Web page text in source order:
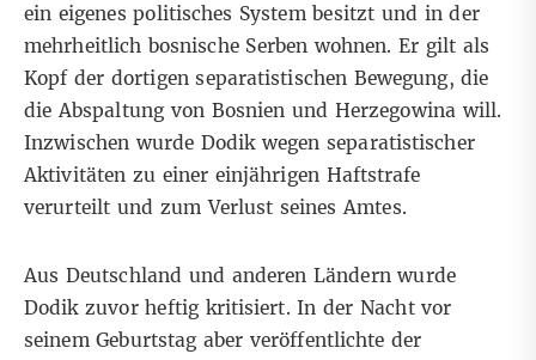
ein eigenes politisches System besitzt und in der
mehrheitlich bosnische Serben wohnen. Er gilt als
Kopf der dortigen separatistischen Bewegung, die
die Abspaltung von Bosnien und Herzegowina will.
Inzwischen wurde Dodik wegen separatistischer
Aktivitäten zu einer einjährigen Haftstrafe
verurteilt und zum Verlust seines Amtes.
Aus Deutschland und anderen Ländern wurde
Dodik zuvor heftig kritisiert. In der Nacht vor
seinem Geburtstag aber veröffentlichte der